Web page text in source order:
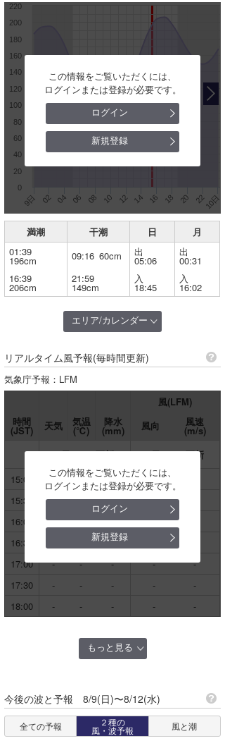
この情報をご覧いただくには、
ログインまたは登録が必要です。
ログイン
新規登録
9日 02 04 06 08 10 12 14 16 18 20 2210日
0
20
40
60
80
100
120
140
160
180
200
220
満潮 干潮 日
月
01:39
196cm 09:16 60cm 出
05:06
出
00:31
16:39
206cm
21:59
149cm
入
18:45
入
16:02
エリア/カレンダー
この情報をご覧いただくには、
ログインまたは登録が必要です。
ログイン
新規登録
愛知
道北
道南
青森
秋田
宮城
山形
神奈川
千葉
赤羽根
伊良湖
神島
立馬埼
寺津
武豊
August 2026
Su Mo Tu We Th Fr
Sa
5
16
23 24 25 26 27 28 29
リアルタイム風予報(毎時間更新)
気象庁予報：LFM
この情報をご覧いただくには、
ログインまたは登録が必要です。
ログイン
新規登録
風(LFM)
時間
(JST) 天気 気温
(℃)
降水
(mm) 風向 風速
(m/s)
9日 14:36更新
9日 14:36更新
15:00
- - - -
15:30
- - - -
16:00
- - - -
16:30
-
17:00
- - - -
-
17:30
- - - -
-
18:00
- - - - -
もっと見る
今後の波と予報 8/9(日)〜8/12(水)
全ての予報 ２種の
風・波予報 風と潮
エリアを選択
全国(概況)
茨城
千葉北
千葉南
湘南
静岡･浜松
伊良湖
和歌山
四国
福岡周辺
日本海北部